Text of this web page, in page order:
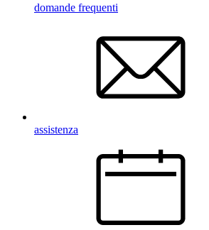
domande frequenti
assistenza